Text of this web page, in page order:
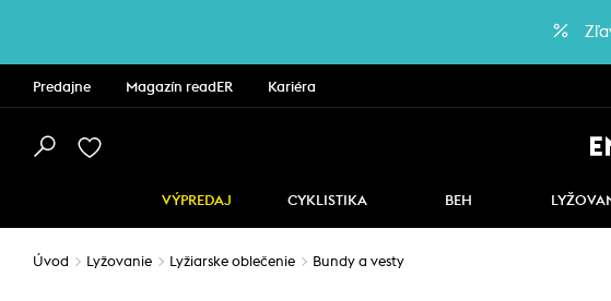
Predajne Magazín readER Kariéra
VÝPREDAJ CYKLISTIKA BEH
Úvod Lyžovanie Lyžiarske oblečenie Bundy a vesty